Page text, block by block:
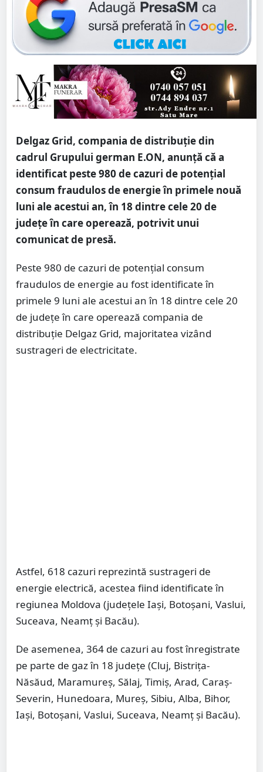
Delgaz Grid, compania de distribuţie din
cadrul Grupului german E.ON, anunţă că a
identificat peste 980 de cazuri de potenţial
consum fraudulos de energie în primele nouă
luni ale acestui an, în 18 dintre cele 20 de
judeţe în care operează, potrivit unui
comunicat de presă.
Peste 980 de cazuri de potenţial consum
fraudulos de energie au fost identificate în
primele 9 luni ale acestui an în 18 dintre cele 20
de judeţe în care operează compania de
distribuţie Delgaz Grid, majoritatea vizând
sustrageri de electricitate.
Astfel, 618 cazuri reprezintă sustrageri de
energie electrică, acestea fiind identificate în
regiunea Moldova (judeţele Iaşi, Botoşani, Vaslui,
Suceava, Neamţ şi Bacău).
De asemenea, 364 de cazuri au fost înregistrate
pe parte de gaz în 18 judeţe (Cluj, Bistriţa-
Năsăud, Maramureş, Sălaj, Timiş, Arad, Caraş-
Severin, Hunedoara, Mureş, Sibiu, Alba, Bihor,
Iaşi, Botoşani, Vaslui, Suceava, Neamţ şi Bacău).